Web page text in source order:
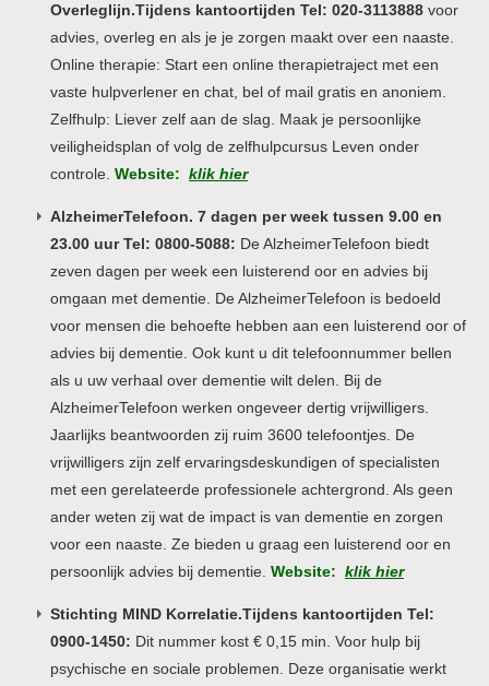
Overleglijn.Tijdens kantoortijden Tel: 020-3113888 voor
advies, overleg en als je je zorgen maakt over een naaste.
Online therapie: Start een online therapietraject met een
vaste hulpverlener en chat, bel of mail gratis en anoniem.
Zelfhulp: Liever zelf aan de slag. Maak je persoonlijke
veiligheidsplan of volg de zelfhulpcursus Leven onder
controle. Website: klik hier
AlzheimerTelefoon. 7 dagen per week tussen 9.00 en
23.00 uur Tel: 0800-5088: De AlzheimerTelefoon biedt
zeven dagen per week een luisterend oor en advies bij
omgaan met dementie. De AlzheimerTelefoon is bedoeld
voor mensen die behoefte hebben aan een luisterend oor of
advies bij dementie. Ook kunt u dit telefoonnummer bellen
als u uw verhaal over dementie wilt delen. Bij de
AlzheimerTelefoon werken ongeveer dertig vrijwilligers.
Jaarlijks beantwoorden zij ruim 3600 telefoontjes. De
vrijwilligers zijn zelf ervaringsdeskundigen of specialisten
met een gerelateerde professionele achtergrond. Als geen
ander weten zij wat de impact is van dementie en zorgen
voor een naaste. Ze bieden u graag een luisterend oor en
persoonlijk advies bij dementie. Website: klik hier
Stichting MIND Korrelatie.Tijdens kantoortijden Tel:
0900-1450: Dit nummer kost € 0,15 min. Voor hulp bij
psychische en sociale problemen. Deze organisatie werkt